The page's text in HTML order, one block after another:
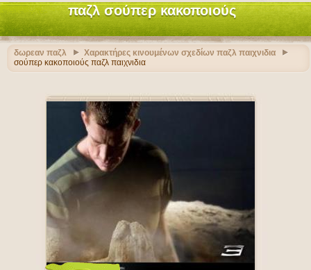
παζλ σούπερ κακοποιούς
δωρεαν παζλ
Χαρακτήρες κινουμένων σχεδίων παζλ παιχνιδια
σούπερ κακοποιούς παζλ παιχνιδια